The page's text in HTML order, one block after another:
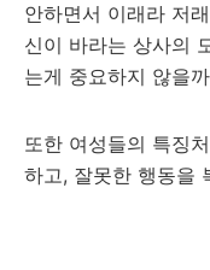
안하면서 이래라 저
신이 바라는 상사의
는게 중요하지 않을
또한 여성들의 특징
하고, 잘못한 행동을